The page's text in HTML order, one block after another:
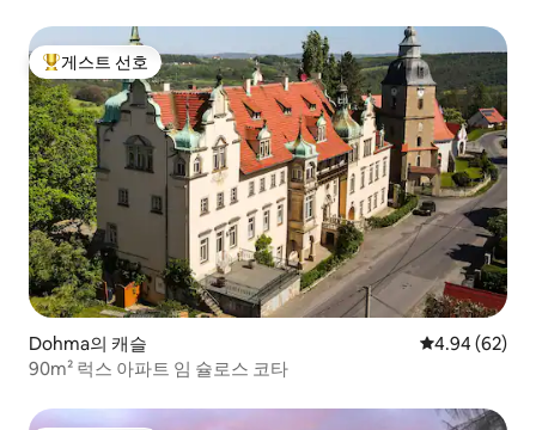
상위 게스트 선호
게스트 선호
Dohma의 캐슬 평점 4.94점(5
4.94 (62)
90m² 럭스 아파트 임 슐로스 코타